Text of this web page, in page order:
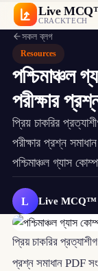
Live
CRACKTECH
সকল ব্লগ
Resources
পশ্চিমাঞ্চল
পরীক্ষার
প্রিয় চাকরির
পরীক্ষার প্রশ্ন
পশ্চিমাঞ্চল গ্যাস
L Live MCQ™
প্রিয় চাকরির
প্রশ্ন সমাধান PDF